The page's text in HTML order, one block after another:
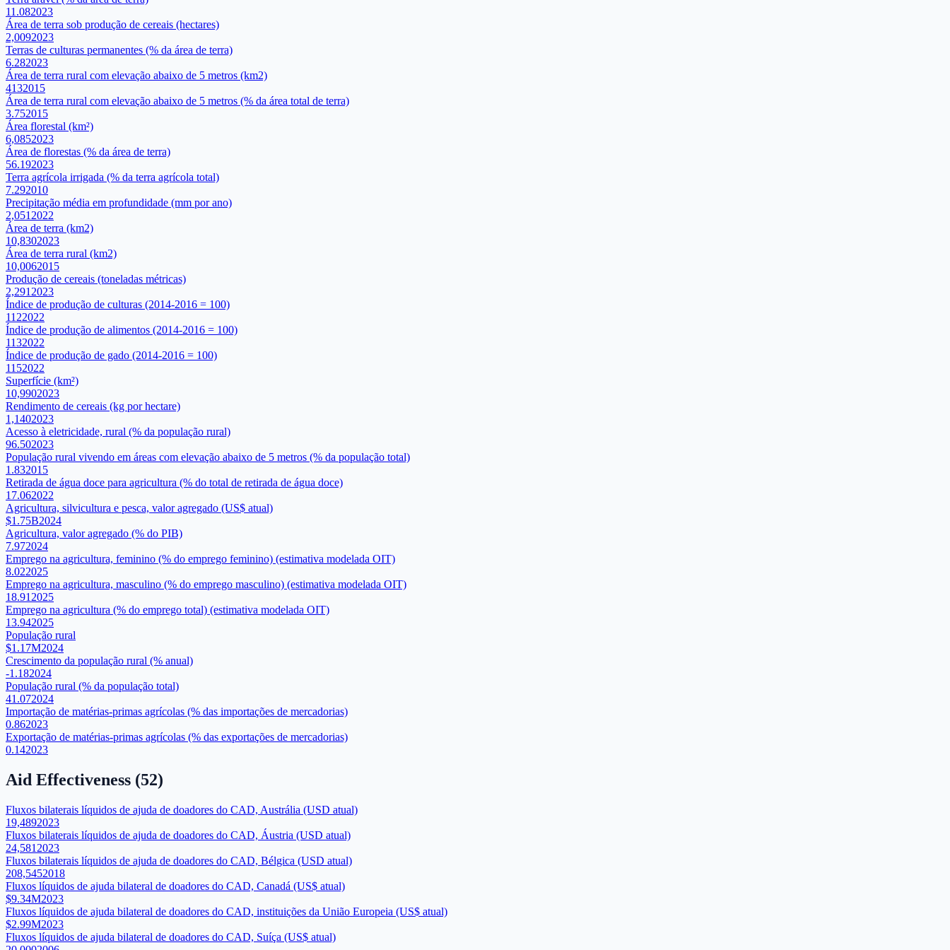
11.082023
Área de terra sob produção de cereais (hectares)
2,0092023
Terras de culturas permanentes (% da área de terra)
6.282023
Área de terra rural com elevação abaixo de 5 metros (km2)
4132015
Área de terra rural com elevação abaixo de 5 metros (% da área total de terra)
3.752015
Área florestal (km²)
6,0852023
Área de florestas (% da área de terra)
56.192023
Terra agrícola irrigada (% da terra agrícola total)
7.292010
Precipitação média em profundidade (mm por ano)
2,051 2022
Área de terra (km2)
10,8302023
Área de terra rural (km2)
10,0062015
Produção de cereais (toneladas métricas)
2,291 2023
Índice de produção de culturas (2014-2016 = 100)
1122022
Índice de produção de alimentos (2014-2016 = 100)
1132022
Índice de produção de gado (2014-2016 = 100)
1152022
Superfície (km²)
10,9902023
Rendimento de cereais (kg por hectare)
1,1402023
Acesso à eletricidade, rural (% da população rural)
96.502023
População rural vivendo em áreas com elevação abaixo de 5 metros (% da população total)
1.832015
Retirada de água doce para agricultura (% do total de retirada de água doce)
17.062022
Agricultura, silvicultura e pesca, valor agregado (US$ atual)
$1.75B2024
Agricultura, valor agregado (% do PIB)
7.972024
Emprego na agricultura, feminino (% do emprego feminino) (estimativa modelada OIT)
8.022025
Emprego na agricultura, masculino (% do emprego masculino) (estimativa modelada OIT)
18.91 2025
Emprego na agricultura (% do emprego total) (estimativa modelada OIT)
13.942025
População rural
$1.17M2024
Crescimento da população rural (% anual)
-1.182024
População rural (% da população total)
41.072024
Importação de matérias-primas agrícolas (% das importações de mercadorias)
0.862023
Exportação de matérias-primas agrícolas (% das exportações de mercadorias)
0.142023
Aid Effectiveness (52)
Fluxos bilaterais líquidos de ajuda de doadores do CAD, Austrália (USD atual)
19,4892023
Fluxos bilaterais líquidos de ajuda de doadores do CAD, Áustria (USD atual)
24,581 2023
Fluxos bilaterais líquidos de ajuda de doadores do CAD, Bélgica (USD atual)
208,5452018
Fluxos líquidos de ajuda bilateral de doadores do CAD, Canadá (US$ atual)
$9.34M2023
Fluxos líquidos de ajuda bilateral de doadores do CAD, instituições da União Europeia (US$ atual)
$2.99M2023
Fluxos líquidos de ajuda bilateral de doadores do CAD, Suíça (US$ atual)